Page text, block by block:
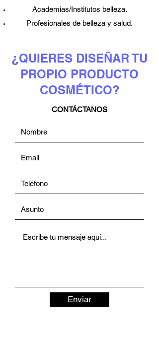
Academias/Institutos belleza.
Profesionales de belleza y salud.
¿QUIERES DISEÑAR TU
PROPIO PRODUCTO
COSMÉTICO?
CONTÁCTANOS
Enviar